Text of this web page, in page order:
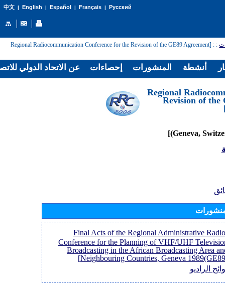
中文| English | Español | Français| Русский
:
: [Regional Radiocommunication Conference for the Revision of the GE89 Agreement
[Regional
Revision of the
[Final Acts of the Regional Administrative Radio
Conference for the Planning of VHF/UHF
Broadcasting in the African Broadcasting Area
Neighbouring Countries, Geneva
الراديو
عن الاتحاد الدولي إحصاءات المنشورات أنشطة